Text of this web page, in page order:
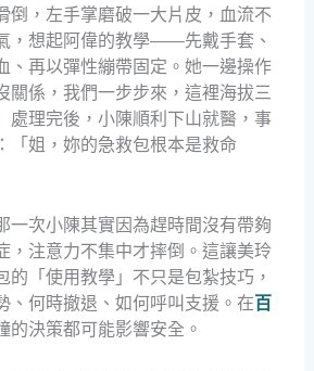
倒，左手掌磨破一大片皮，血流不
，想起阿偉的教學——先戴手套、
、再以彈性繃帶固定。她一邊操作
關係，我們一步步來，這裡海拔三
處理完後，小陳順利下山就醫，事
「姐，妳的急救包根本是救命
一次小陳其實因為趕時間沒有帶夠
，注意力不集中才摔倒。這讓美玲
的「使用教學」不只是包紮技巧，
、何時撤退、如何呼叫支援。在百
的決策都可能影響安全。